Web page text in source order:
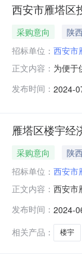
西安市雁塔区
采购意向 陕
招标单位： 西安市
正文内容： 为便于
购内容
发布时间： 2024-
雁塔区楼宇经
采购意向 陕
招标单位： 西安市
正文内容： 西安市
况：采
化、智
发布时间： 2024-
相关产品：
楼宇